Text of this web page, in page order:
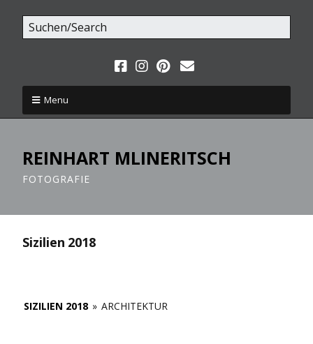
Menu
REINHART MLINERITSCH
FOTOGRAFIE
Sizilien 2018
SIZILIEN 2018 » ARCHITEKTUR